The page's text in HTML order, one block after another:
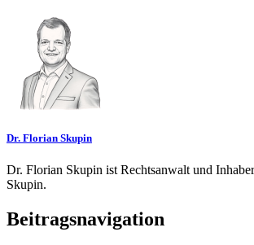
Dr. Florian Skupin
Dr. Florian Skupin ist Rechtsanwalt und
Skupin.
Beitragsnavigation